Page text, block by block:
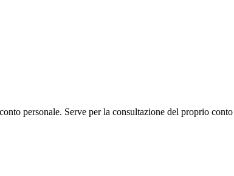
personale. Serve per la consultazione del proprio conto